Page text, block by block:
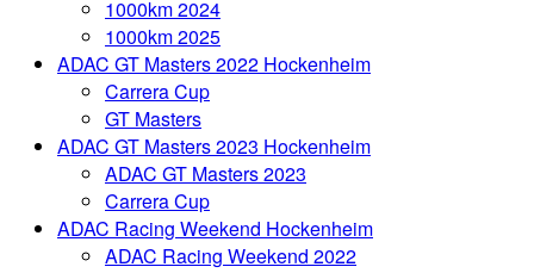
1000km 2024
1000km 2025
ADAC GT Masters 2022 Hockenheim
Carrera Cup
GT Masters
ADAC GT Masters 2023 Hockenheim
ADAC GT Masters 2023
Carrera Cup
ADAC Racing Weekend Hockenheim
ADAC Racing Weekend 2022